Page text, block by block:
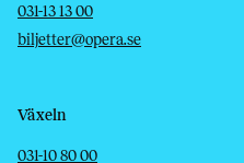
Telefon
031-13 13 00
E-post
biljetter@opera.se
Växeln
Telefon
031-10 80 00
E-post